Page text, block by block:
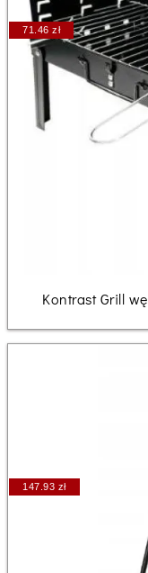
71.46 zł
Kontrast Grill
147.93 zł